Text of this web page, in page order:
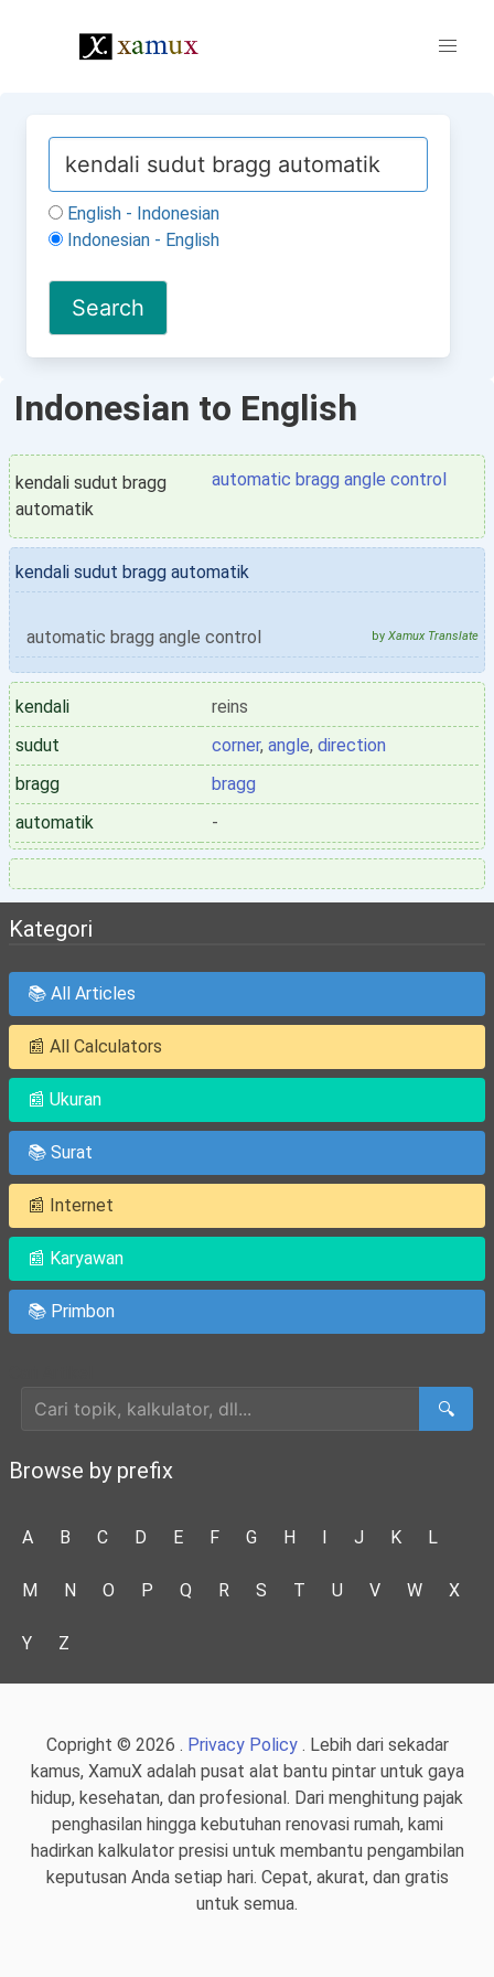
English - Indonesian
Indonesian - English
Indonesian to English
kendali sudut bragg
automatik
automatic bragg angle control
kendali sudut bragg automatik
automatic bragg angle control by Xamux Translate
kendali
reins
sudut
corner, angle, direction
bragg
bragg
automatik
-
Kategori
📚 All Articles
📰 All Calculators
📰 Ukuran
📚 Surat
📰 Internet
📰 Karyawan
📚 Primbon
🔍
Browse by prefix
A B C D E F G H I J K L
M N O P Q R S T U V W X
Y Z
Copright © 2026 . Privacy Policy. Lebih dari sekadar
kamus, XamuX adalah pusat alat bantu pintar untuk gaya
hidup, kesehatan, dan profesional. Dari menghitung pajak
penghasilan hingga kebutuhan renovasi rumah, kami
hadirkan kalkulator presisi untuk membantu pengambilan
keputusan Anda setiap hari. Cepat, akurat, dan gratis
untuk semua.